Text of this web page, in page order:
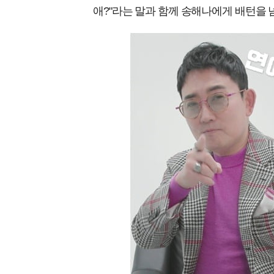
애?"라는 말과 함께 송해나에게 배턴을